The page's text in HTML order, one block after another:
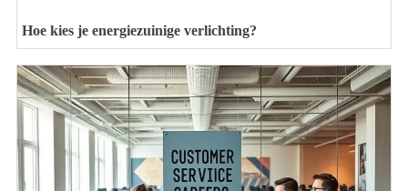
Hoe kies je energiezuinige verlichting?